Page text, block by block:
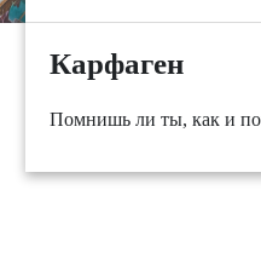
Карфаген
Помнишь ли ты, как и